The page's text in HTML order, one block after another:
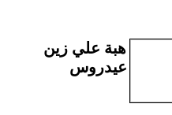
هبة علي زين
عيدروس